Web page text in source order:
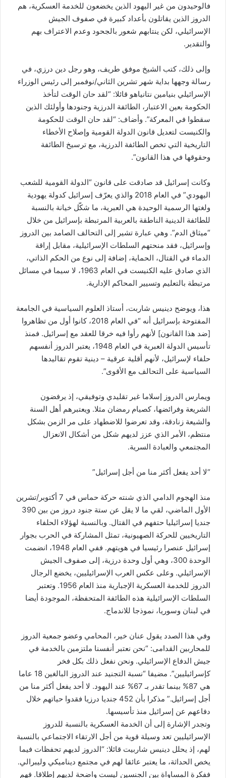
فالوحيدون من غير اليهود الذين يخضعون للخدمة العسكرية، هم
الدروز الذين يقاتلون بأعداد كبيرة في صفوف الجيش
الإسرائيلي، لكن ينتابهم شعور بالجحود وعدم الاعتراف بهم
والتقدير.
وإلى ذلك، كتب الشيخ موفق طريف، وهو رجل دين درزي، في
رسالة وجهها بداية شهر تشرين الثاني/نوفمبر إلى رئيس الوزراء
الإسرائيلي بنيامين نتانياهو قائلا: “لقد حان الوقت لتأخذ
الحكومة بعين الاعتبار، الطائفة الدرزية وجنودها وأولئك الذين
سقطوا في المعركة”. وأضاف: “لقد حان الوقت للحكومة
والكنيست لتعديل قانون الدولة القومية وإصلاح الأخطاء
التاريخية التي تخص الطائفة الدرزية، مع ترسيخ الطائفة
وحقوقها في هذا القانون”.
وكانت إسرائيل قد صادقت على قانون “الدولة القومية للشعب
اليهودي” في العام 2018 والذي يعرّف إسرائيل كدولة يهودية
ولغتها الرسمية الوحيدة هي العبرية، ما شكّل خيانة بالنسبة
للطائفة الدينية الناطقة بالعربية المرتبطة بإسرائيل من خلال
“ميثاق الدم”. وهي عبارة تشير إلى التحالف الصامد بين الدروز
وإسرائيل، فقد منحتهم السلطات الإسرائيلية، مقابل إراقة
الدماء في القتال، الحماية، إضافة إلى نوع من الحكم الذاتي،
الذي صادق عليه الكنيست في العام 1963، لا سيما في مسائل
مرتبطة بالتعليم وتسيير المحاكم الإدارية.
هذا، ويوضح دينيس شاربت، أستاذ العلوم السياسية في الجامعة
المفتوحة بإسرائيل أنه “في العام 2018، كانوا أول من تظاهروا
[ضد هذا القانون] لأنهم رأوا فيه خرقا للعقد مع إسرائيل. فمنذ
تأسيس الدولة العبرية في العام 1948، يعتبر الدروز أنفسهم
حلفاء لإسرائيل، لأنهم أقلية عرقية – دينية تقوم تقاليدها
السياسية على التحالف مع الأقوى”.
ويمارس الدروز إسلاما غير تقليدي وتوفيقي، إذ يرفضون
الشريعة وفرائضها، كصيام رمضان مثلا. ويعتبرهم أهل السنة
والشيعة زنادقة، وقد تعرضوا للاضطهاد على مر الزمن بشكل
منتظم، الأمر الذي عزز لديهم شكل من أشكال الانعزال
المجتمعي والعبادة السرية.
“لا أحد يفعل أكثر منا من أجل إسرائيل”
منذ الهجوم الدامي الذي شنته حركة حماس في 7 أكتوبر/تشرين
الأول الماضي، لقي ما لا يقل عن ستة جنود دروز من بين 390
جنديا إسرائيليا حتفهم في القتال. وبالنسبة لهؤلاء الحلفاء
التاريخيين للحركة الصهيونية، تمثل المشاركة في الحرب بجوار
إسرائيل عنصرا رئيسيا في هويتهم. ففي العام 1948، انضمت
الوحدة 300، وهي أول وحدة درزية، إلى صفوف الجيش
الإسرائيلي. وعلى عكس العرب الإسرائيليين، يخضع الرجال
الدروز للخدمة العسكرية الإجبارية منذ العام 1956. وتعتبر
السلطات الإسرائيلية هذه الطائفة المتحفظة، الموجودة أيضا
في لبنان وسوريا، نموذجا للاندماج.
وفي هذا الصدد يقول عنان خير، المحامي وعضو جمعية الدروز
للمحاربين القدامى: “نحن نعتبر أنفسنا ملتزمين بالخدمة في
جيش الدفاع الإسرائيلي. ونحن نفعل ذلك بكل فخر
كإسرائيليين”. مضيفا “نسبة التجنيد عند الدروز البالغين 18 عاما
هي 87% بينما تقدر بـ 67% عند اليهود. لا أحد يفعل أكثر منا من
أجل إسرائيل.” مذكرا بأن 452 جنديا درزيا فقدوا حياتهم خلال
دفاعهم عن إسرائيل منذ تأسيسها.
وتجدر الإشارة إلى أن الخدمة العسكرية بالنسبة للدروز
الإسرائيليين تعد وسيلة قوية من أجل الارتقاء الاجتماعي بالنسبة
لهم، إذ يحلل دينيس شاربيت قائلا: “الدروز لديهم تحفظات فيما
يخص الحداثة، ما يعتبر عائقا لهم في مجتمع ديناميكي وليبرالي.
ففكرة المساواة بين الجنسين ليست واضحة لديهم إطلاقا. فهم